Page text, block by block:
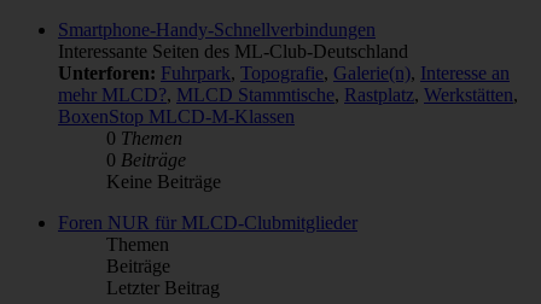
Smartphone-Handy-Schnellverbindungen
Interessante Seiten des ML-Club-Deutschland
Unterforen: Fuhrpark, Topografie, Galerie(n), Interesse an
mehr MLCD?, MLCD Stammtische, Rastplatz, Werkstätten,
BoxenStop MLCD-M-Klassen
0 Themen
0 Beiträge
Keine Beiträge
Foren NUR für MLCD-Clubmitglieder
Themen
Beiträge
Letzter Beitrag